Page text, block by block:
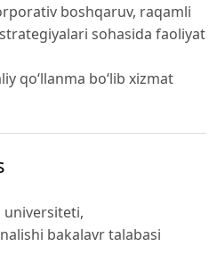
boshqaruv, raqamli
sohasida faoliyat
qo‘llanma bo‘lib xizmat
universiteti,
bakalavr talabasi